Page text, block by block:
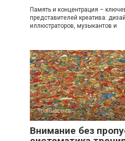
Память и концентрация –
представителей креатива:
иллюстраторов, музыкантов и
Тренировка
Внимание без